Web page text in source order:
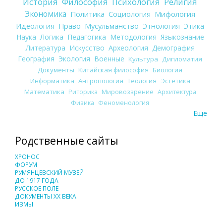
Экономика Политика Социология Мифология
Идеология Право Мусульманство Этнология Этика
Наука Логика Педагогика Методология Языкознание
Литература Искусство Археология Демография
География Экология Военные Культура
Дипломатия
Документы Китайская философия Биология
Информатика Антропология Теология Эстетика
Математика Риторика Мировоззрение Архитектура
Физика Феноменология
Еще
Родственные сайты
ХРОНОС
ФОРУМ
РУМЯНЦЕВСКИЙ МУЗЕЙ
ДО 1917 ГОДА
РУССКОЕ ПОЛЕ
ДОКУМЕНТЫ XX ВЕКА
ИЗМЫ